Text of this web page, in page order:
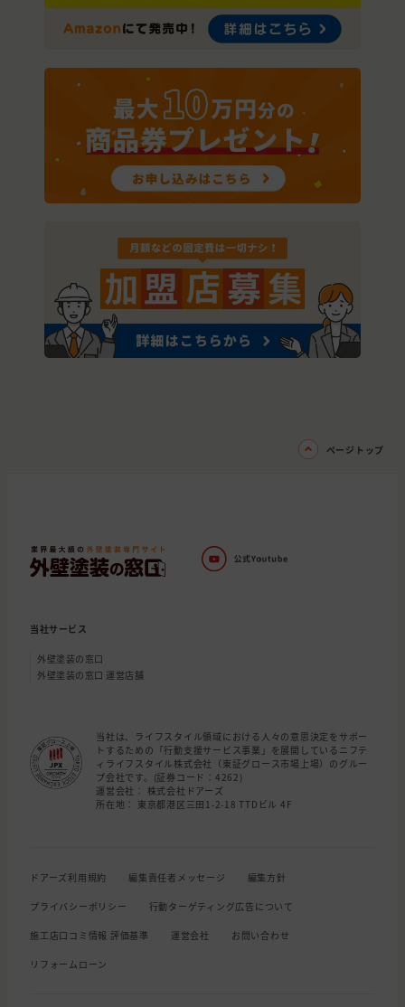
ページトップ
当社サービス
外壁塗装の窓口
外壁塗装の窓口 運営店舗
当社は、ライフスタイル領域における人々の意思決定をサポー
トするための「行動支援サービス事業」を展開しているニフテ
ィライフスタイル株式会社（東証グロース市場上場）のグルー
プ会社です。(証券コード：4262)
運営会社： 株式会社ドアーズ
所在地： 東京都港区三田1-2-18 TTDビル 4F
ドアーズ利用規約 編集責任者メッセージ 編集方針
プライバシーポリシー 行動ターゲティング広告について
施工店口コミ情報 評価基準 運営会社 お問い合わせ
リフォームローン